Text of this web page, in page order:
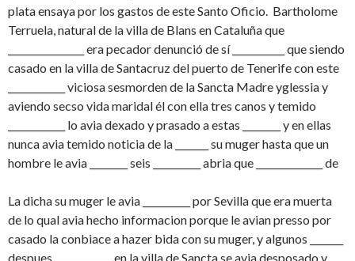
plata ensaya por los gastos de este Santo Oficio. Bartholome
Terruela, natural de la villa de Blans en Cataluña que
________________ era pecador denunció de sí ___________ que siendo
casado en la villa de Santacruz del puerto de Tenerife con este
____________ viciosa sesmorden de la Sancta Madre yglessia y
aviendo secso vida maridal él con ella tres canos y temido
____________ lo avia dexado y prasado a estas ________ y en ellas
nunca avia temido noticia de la _______ su muger hasta que un
hombre le avia ________ seis __________ abria que ______________ de
La dicha su muger le avia __________ por Sevilla que era muerta
de lo qual avia hecho informacion porque le avian presso por
casado la conbiace a hazer bida con su muger, y algunos _______
despues ____________ en la villa de Sancta se avia desposado y